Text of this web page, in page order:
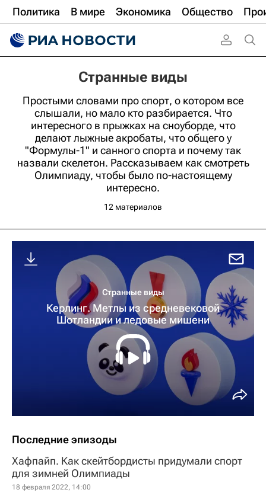
Политика В мире Экономика Общество
Странные виды
Простыми словами про спорт, о котором все
слышали, но мало кто разбирается. Что
интересного в прыжках на сноуборде, что
делают лыжные акробаты, что общего у
"Формулы-1" и санного спорта и почему так
назвали скелетон. Рассказываем как смотреть
Олимпиаду, чтобы было по-настоящему
интересно.
12 материалов
Странные виды
Керлинг. Метлы из средневековой
Шотландии и ледовые мишени
Последние эпизоды
Хафпайп. Как скейтбордисты придумали спорт
для зимней Олимпиады
18 февраля 2022, 14:00